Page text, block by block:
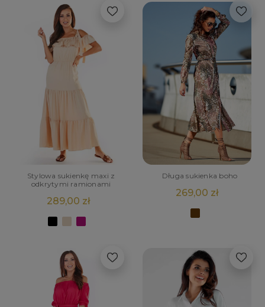
Stylowa sukienkę maxi z
odkrytymi ramionami
289,00 zł
Długa sukienka boho
269,00 zł